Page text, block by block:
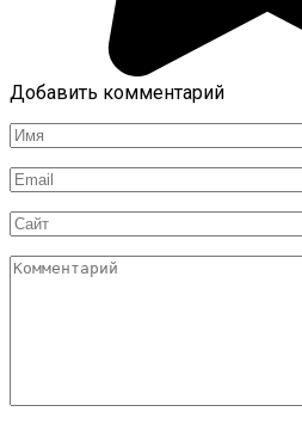
Добавить комментарий
Имя
Email
Сайт
Комментарий